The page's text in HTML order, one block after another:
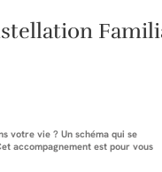
votre vie ? Un schéma qui se
accompagnement est pour vous